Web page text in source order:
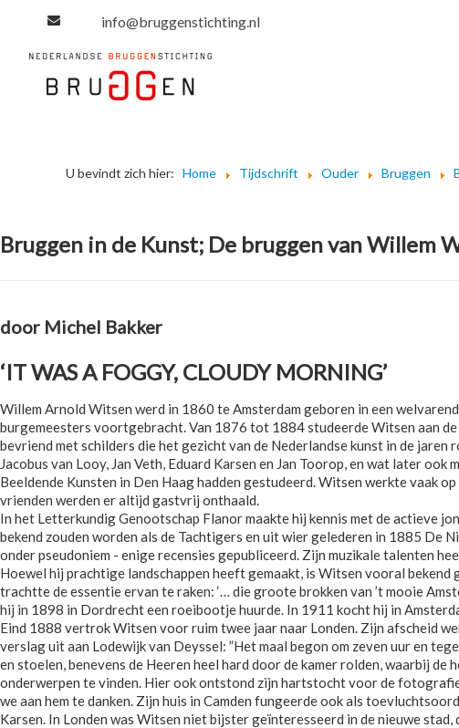
info@bruggenstichting.nl
U bevindt zich hier: Home Tijdschrift Ouder Bruggen
Bruggen in de Kunst; De bruggen van Willem
door Michel Bakker
‘IT WAS A FOGGY, CLOUDY MORNING’
Willem Arnold Witsen werd in 1860 te Amsterdam geboren in een
burgemeesters voortgebracht. Van 1876 tot 1884 studeerde Witsen aan
bevriend met schilders die het gezicht van de Nederlandse kunst in de
Jacobus van Looy, Jan Veth, Eduard Karsen en Jan Toorop, en wat later
Beeldende Kunsten in Den Haag hadden gestudeerd. Witsen werkte vaak
vrienden werden er altijd gastvrij onthaald.
In het Letterkundig Genootschap Flanor maakte hij kennis met de actieve
bekend zouden worden als de Tachtigers en uit wier gelederen in 1885
onder pseudoniem - enige recensies gepubliceerd. Zijn muzikale talenten
Hoewel hij prachtige landschappen heeft gemaakt, is Witsen vooral
trachtte de essentie ervan te raken: ‘… die groote brokken van ’t mooie
hij in 1898 in Dordrecht een roeibootje huurde. In 1911 kocht hij in
Eind 1888 vertrok Witsen voor ruim twee jaar naar Londen. Zijn afscheid
verslag uit aan Lodewijk van Deyssel: ”Het maal begon om zeven uur en
en stoelen, benevens de Heeren heel hard door de kamer rolden, waarbij
onderwerpen te vinden. Hier ook ontstond zijn hartstocht voor de
we aan hem te danken. Zijn huis in Camden fungeerde ook als
Karsen. In Londen was Witsen niet bijster geïnteresseerd in de nieuwe